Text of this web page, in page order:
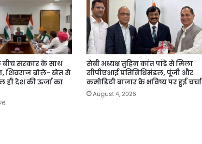
बीच सरकार के साथ
शिवराज बोले- खेत से
ही देश की ऊर्जा का
सेबी अध्यक्ष तुहिन कांत पांडे से मिला
सीपीएआई प्रतिनिधिमंडल, पूंजी और
कमोडिटी बाजार के भविष्य पर हुई चर्चा
August 4, 2026